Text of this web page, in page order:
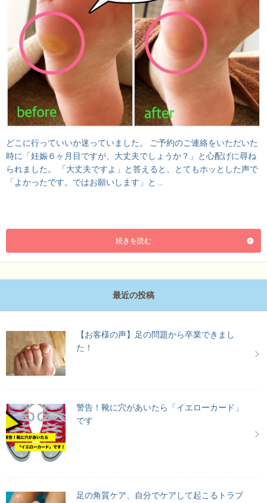
どこに行っていいか迷っていました。 ご予約のご連絡をいただいた
時に「妊娠６ヶ月目ですが、大丈夫でしょうか？」と心配げに尋ね
られました。 「大丈夫ですよ」と答えると、とてもホッとした声で
「よかったです。ではお願いします」と …
続きを読む
最近の投稿
【お客様の声】足の問題から卒業できまし
た！
警告！靴に穴があいたら「イエローカード」
です
足の角質ケア、自分でケアして起こるトラブ